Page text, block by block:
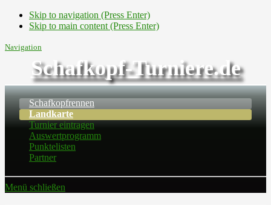
Skip to navigation (Press Enter)
Skip to main content (Press Enter)
Navigation
Schafkopf-Turniere.de
Schafkopfrennen
Landkarte
Turnier eintragen
Auswertprogramm
Punktelisten
Partner
Menü schließen